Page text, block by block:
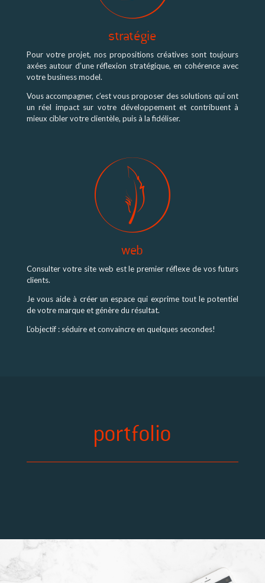
stratégie
Pour votre projet, nos propositions créatives sont toujours
axées autour d’une réflexion stratégique, en cohérence avec
votre business model.
Vous accompagner, c’est vous proposer des solutions qui ont
un réel impact sur votre développement et contribuent à
mieux cibler votre clientèle, puis à la fidéliser.
web
Consulter votre site web est le premier réflexe de vos futurs
clients.
Je vous aide à créer un espace qui exprime tout le potentiel
de votre marque et génère du résultat.
L’objectif : séduire et convaincre en quelques secondes!
portfolio